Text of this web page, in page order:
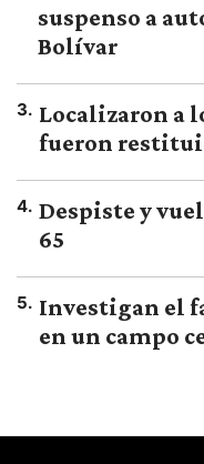
suspenso a
Bolívar
3. Localizaron a
fueron
4. Despiste y
65
5. Investigan el
en un campo